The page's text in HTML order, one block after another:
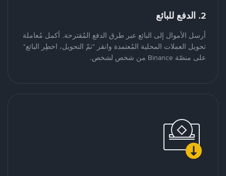
2. الدفع للبائع
أرسل الأموال إلى البائع عبر طرق الدفع المُقترحة. أكمل مُعاملة
تحويل العملات المحلية المُعتمدة وانقر "تمّ التحويل، اخطِر البائع"
على منصّة Binance من شخص لشخص.